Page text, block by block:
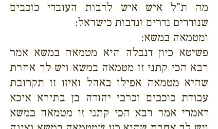
מה ת"ל איש איש לרבות העובדי כוכבים
שנודרים נדרים ונדבות כישראל:
ומטמאה במשא:
פשיטא כיון דנבלה היא מטמאה במשא אמר
רבא הכי קתני זו מטמאה במשא ויש לך אחרת
שהיא מטמאה אפילו באהל ואיזו זו תקרובת
עבודת כוכבים וכרבי יהודה בן בתירא איכא
דאמרי אמר רבא הכי קתני זו מטמאה במשא